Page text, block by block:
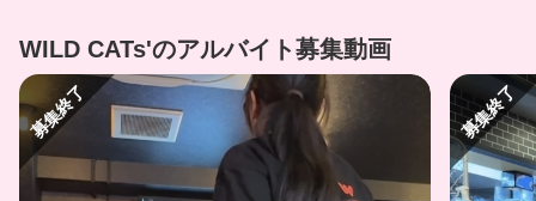
WILD CATs'のアルバイト募集動画
募集終了 募集終了